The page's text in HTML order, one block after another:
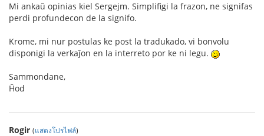
Mi ankaŭ opinias kiel Sergejm. Simplifigi la frazon, ne signifas
perdi profundecon de la signifo.
Krome, mi nur postulas ke post la tradukado, vi bonvolu
disponigi la verkaĵon en la interreto por ke ni legu.
Sammondane,
Ĥod
Rogir (แสดงโปรไฟล์)